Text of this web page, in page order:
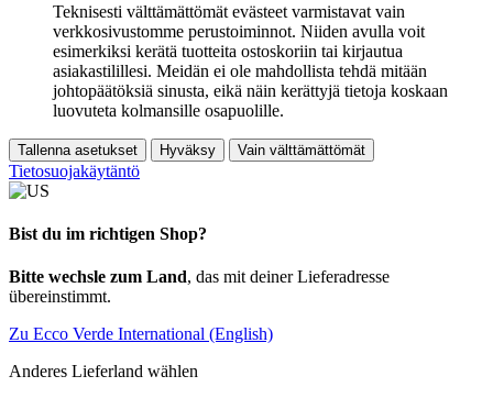
Teknisesti välttämättömät evästeet varmistavat vain
verkkosivustomme perustoiminnot. Niiden avulla voit
esimerkiksi kerätä tuotteita ostoskoriin tai kirjautua
asiakastilillesi. Meidän ei ole mahdollista tehdä mitään
johtopäätöksiä sinusta, eikä näin kerättyjä tietoja koskaan
luovuteta kolmansille osapuolille.
Tallenna asetukset Hyväksy Vain välttämättömät
Tietosuojakäytäntö
Bist du im richtigen Shop?
Bitte wechsle zum Land, das mit deiner Lieferadresse
übereinstimmt.
Zu Ecco Verde International (English)
Anderes Lieferland wählen